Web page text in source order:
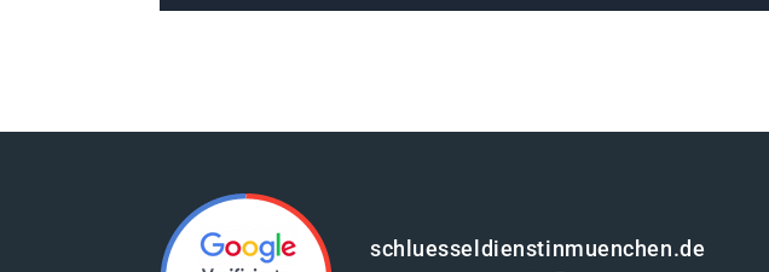
schluesseldienstinmuenchen.de